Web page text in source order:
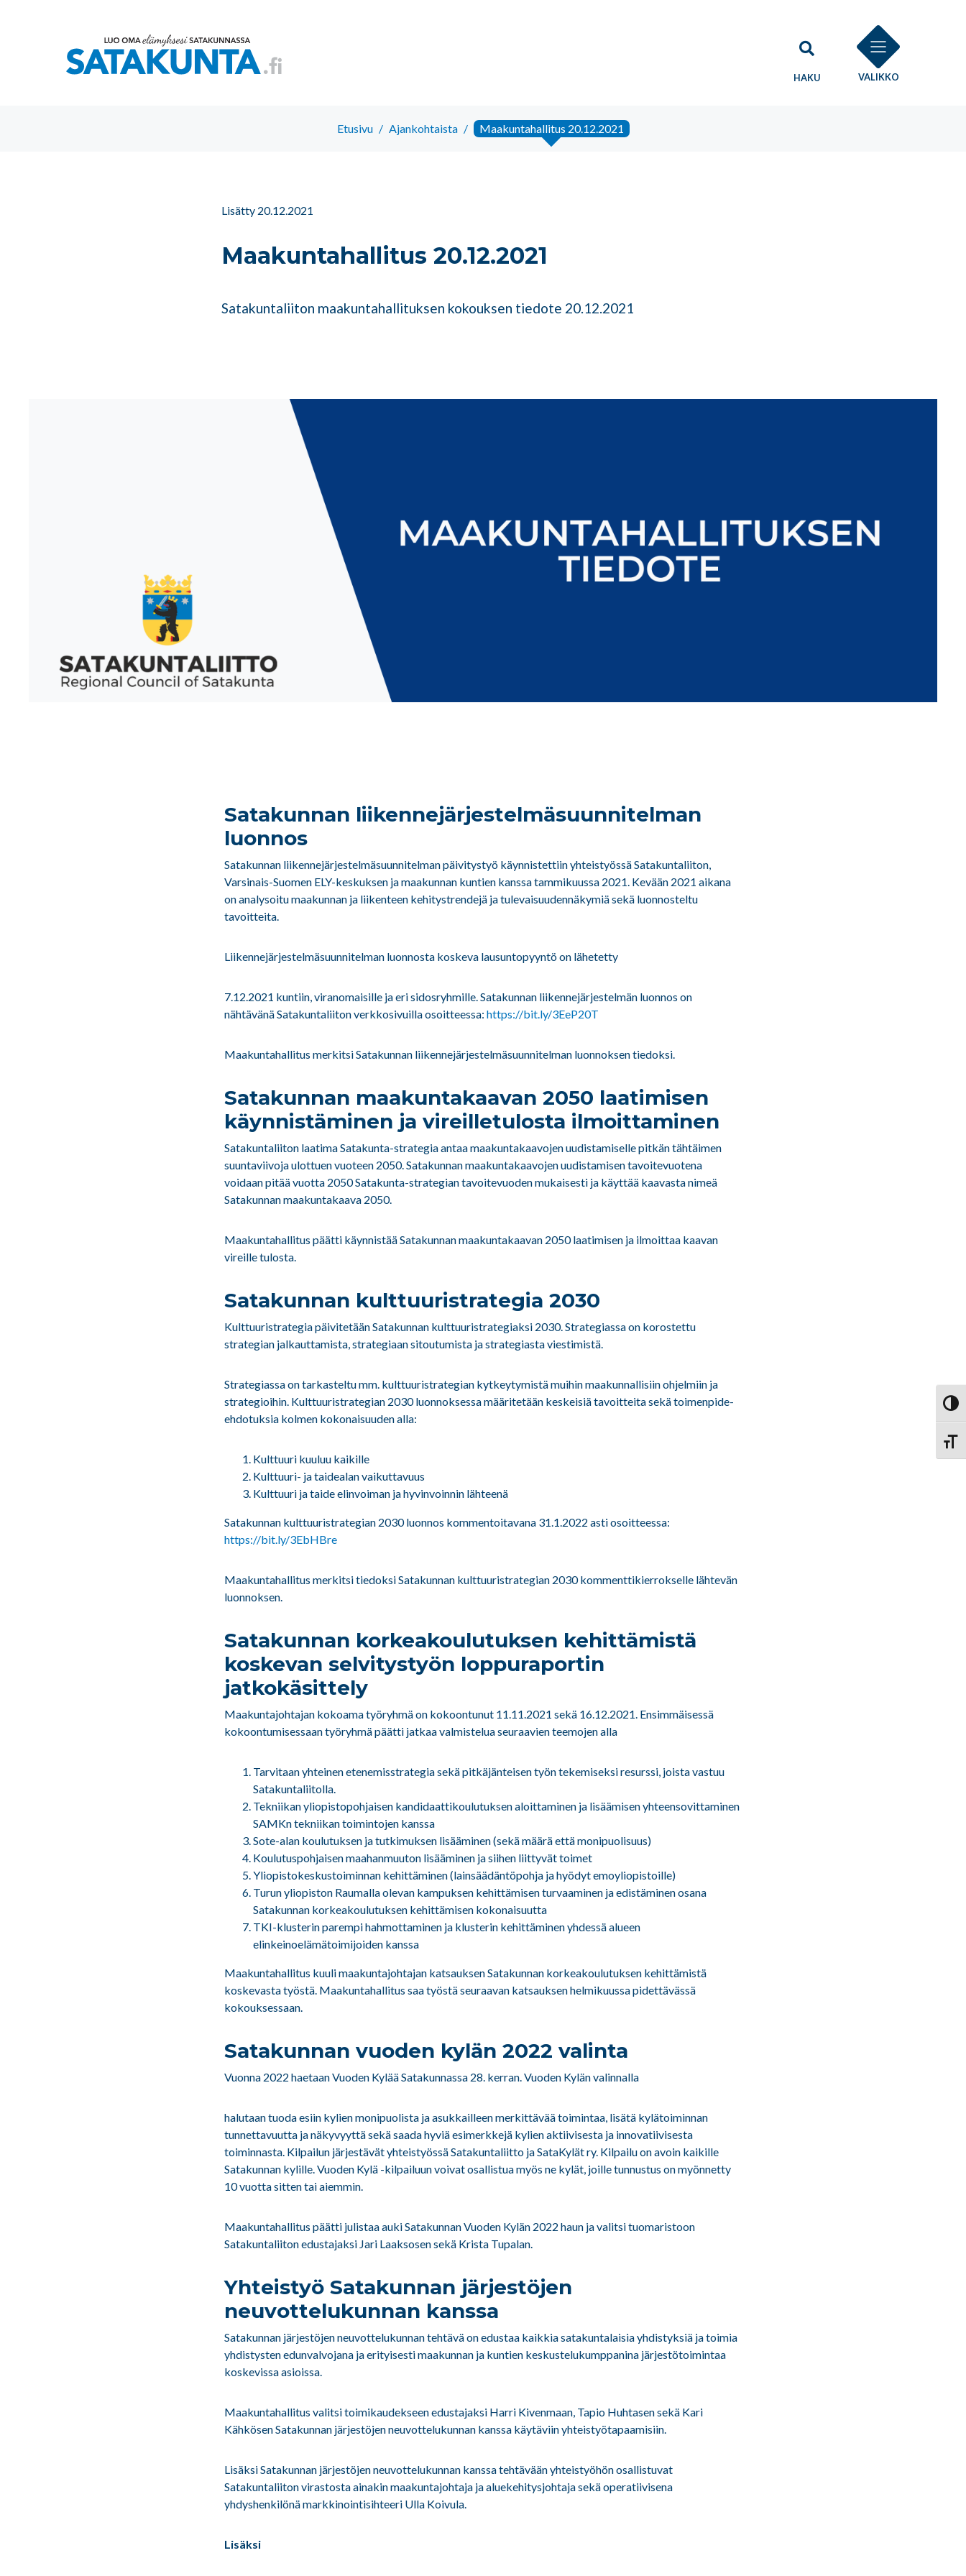
HAKU VALIKKO
Etusivu / Ajankohtaista / Maakuntahallitus 20.12.2021
Lisätty 20.12.2021
Maakuntahallitus 20.12.2021
Satakuntaliiton maakuntahallituksen kokouksen tiedote 20.12.2021
Satakunnan liikennejärjestelmäsuunnitelman
luonnos
Satakunnan liikennejärjestelmäsuunnitelman päivitystyö käynnistettiin yhteistyössä Satakuntaliiton,
Varsinais-Suomen ELY-keskuksen ja maakunnan kuntien kanssa tammikuussa 2021. Kevään 2021 aikana
on analysoitu maakunnan ja liikenteen kehitystrendejä ja tulevaisuudennäkymiä sekä luonnosteltu
tavoitteita.
Liikennejärjestelmäsuunnitelman luonnosta koskeva lausuntopyyntö on lähetetty
7.12.2021 kuntiin, viranomaisille ja eri sidosryhmille. Satakunnan liikennejärjestelmän luonnos on
nähtävänä Satakuntaliiton verkkosivuilla osoitteessa: https://bit.ly/3EeP20T
Maakuntahallitus merkitsi Satakunnan liikennejärjestelmäsuunnitelman luonnoksen tiedoksi.
Satakunnan maakuntakaavan 2050 laatimisen
käynnistäminen ja vireilletulosta ilmoittaminen
Satakuntaliiton laatima Satakunta-strategia antaa maakuntakaavojen uudistamiselle pitkän tähtäimen
suuntaviivoja ulottuen vuoteen 2050. Satakunnan maakuntakaavojen uudistamisen tavoitevuotena
voidaan pitää vuotta 2050 Satakunta-strategian tavoitevuoden mukaisesti ja käyttää kaavasta nimeä
Satakunnan maakuntakaava 2050.
Maakuntahallitus päätti käynnistää Satakunnan maakuntakaavan 2050 laatimisen ja ilmoittaa kaavan
vireille tulosta.
Satakunnan kulttuuristrategia 2030
Kulttuuristrategia päivitetään Satakunnan kulttuuristrategiaksi 2030. Strategiassa on korostettu
strategian jalkauttamista, strategiaan sitoutumista ja strategiasta viestimistä.
Strategiassa on tarkasteltu mm. kulttuuristrategian kytkeytymistä muihin maakunnallisiin ohjelmiin ja
strategioihin. Kulttuuristrategian 2030 luonnoksessa määritetään keskeisiä tavoitteita sekä toimenpide-
ehdotuksia kolmen kokonaisuuden alla:
Kulttuuri kuuluu kaikille
Kulttuuri- ja taidealan vaikuttavuus
Kulttuuri ja taide elinvoiman ja hyvinvoinnin lähteenä
Satakunnan kulttuuristrategian 2030 luonnos kommentoitavana 31.1.2022 asti osoitteessa:
https://bit.ly/3EbHBre
Maakuntahallitus merkitsi tiedoksi Satakunnan kulttuuristrategian 2030 kommenttikierrokselle lähtevän
luonnoksen.
Satakunnan korkeakoulutuksen kehittämistä
koskevan selvitystyön loppuraportin
jatkokäsittely
Maakuntajohtajan kokoama työryhmä on kokoontunut 11.11.2021 sekä 16.12.2021. Ensimmäisessä
kokoontumisessaan työryhmä päätti jatkaa valmistelua seuraavien teemojen alla
Tarvitaan yhteinen etenemisstrategia sekä pitkäjänteisen työn tekemiseksi resurssi, joista vastuu
Satakuntaliitolla.
Tekniikan yliopistopohjaisen kandidaattikoulutuksen aloittaminen ja lisäämisen yhteensovittaminen
SAMKn tekniikan toimintojen kanssa
Sote-alan koulutuksen ja tutkimuksen lisääminen (sekä määrä että monipuolisuus)
Koulutuspohjaisen maahanmuuton lisääminen ja siihen liittyvät toimet
Yliopistokeskustoiminnan kehittäminen (lainsäädäntöpohja ja hyödyt emoyliopistoille)
Turun yliopiston Raumalla olevan kampuksen kehittämisen turvaaminen ja edistäminen osana
Satakunnan korkeakoulutuksen kehittämisen kokonaisuutta
TKI-klusterin parempi hahmottaminen ja klusterin kehittäminen yhdessä alueen
elinkeinoelämätoimijoiden kanssa
Maakuntahallitus kuuli maakuntajohtajan katsauksen Satakunnan korkeakoulutuksen kehittämistä
koskevasta työstä. Maakuntahallitus saa työstä seuraavan katsauksen helmikuussa pidettävässä
kokouksessaan.
Satakunnan vuoden kylän 2022 valinta
Vuonna 2022 haetaan Vuoden Kylää Satakunnassa 28. kerran. Vuoden Kylän valinnalla
halutaan tuoda esiin kylien monipuolista ja asukkailleen merkittävää toimintaa, lisätä kylätoiminnan
tunnettavuutta ja näkyvyyttä sekä saada hyviä esimerkkejä kylien aktiivisesta ja innovatiivisesta
toiminnasta. Kilpailun järjestävät yhteistyössä Satakuntaliitto ja SataKylät ry. Kilpailu on avoin kaikille
Satakunnan kylille. Vuoden Kylä -kilpailuun voivat osallistua myös ne kylät, joille tunnustus on myönnetty
10 vuotta sitten tai aiemmin.
Maakuntahallitus päätti julistaa auki Satakunnan Vuoden Kylän 2022 haun ja valitsi tuomaristoon
Satakuntaliiton edustajaksi Jari Laaksosen sekä Krista Tupalan.
Yhteistyö Satakunnan järjestöjen
neuvottelukunnan kanssa
Satakunnan järjestöjen neuvottelukunnan tehtävä on edustaa kaikkia satakuntalaisia yhdistyksiä ja toimia
yhdistysten edunvalvojana ja erityisesti maakunnan ja kuntien keskustelukumppanina järjestötoimintaa
koskevissa asioissa.
Maakuntahallitus valitsi toimikaudekseen edustajaksi Harri Kivenmaan, Tapio Huhtasen sekä Kari
Kähkösen Satakunnan järjestöjen neuvottelukunnan kanssa käytäviin yhteistyötapaamisiin.
Lisäksi Satakunnan järjestöjen neuvottelukunnan kanssa tehtävään yhteistyöhön osallistuvat
Satakuntaliiton virastosta ainakin maakuntajohtaja ja aluekehitysjohtaja sekä operatiivisena
yhdyshenkilönä markkinointisihteeri Ulla Koivula.
Lisäksi